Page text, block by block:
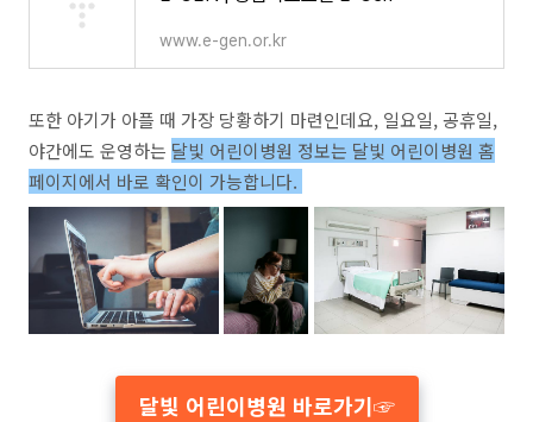
www.e-gen.or.kr
또한 아기가 아플 때 가장 당황하기 마련인데요, 일요일, 공휴일,
야간에도 운영하는 달빛 어린이병원 정보는 달빛 어린이병원 홈
페이지에서 바로 확인이 가능합니다.
달빛 어린이병원 바로가기☞